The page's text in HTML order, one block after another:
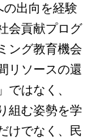
出向を経験
会貢献プログ
ング教育機会
リソースの還
はなく、
組む姿勢を学
けでなく、民